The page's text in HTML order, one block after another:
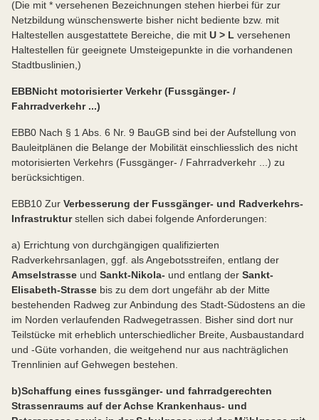
(Die mit * versehenen Bezeichnungen stehen hierbei für zur
Netzbildung wünschenswerte bisher nicht bediente bzw. mit
Haltestellen ausgestattete Bereiche, die mit U > L versehenen
Haltestellen für geeignete Umsteigepunkte in die vorhandenen
Stadtbuslinien,)
EBBNicht motorisierter Verkehr (Fussgänger- /
Fahrradverkehr ...)
EBB0 Nach § 1 Abs. 6 Nr. 9 BauGB sind bei der Aufstellung von
Bauleitplänen die Belange der Mobilität einschliesslich des nicht
motorisierten Verkehrs (Fussgänger- / Fahrradverkehr ...) zu
berücksichtigen.
EBB10 Zur Verbesserung der Fussgänger- und Radverkehrs-
Infrastrukturstellen sich dabei folgende Anforderungen:
a) Errichtung von durchgängigen qualifizierten
Radverkehrsanlagen, ggf. als Angebotsstreifen, entlang der
Amselstrasse und Sankt-Nikola- und entlang der Sankt-
Elisabeth-Strasse bis zu dem dort ungefähr ab der Mitte
bestehenden Radweg zur Anbindung des Stadt-Südostens an die
im Norden verlaufenden Radwegetrassen. Bisher sind dort nur
Teilstücke mit erheblich unterschiedlicher Breite, Ausbaustandard
und -Güte vorhanden, die weitgehend nur aus nachträglichen
Trennlinien auf Gehwegen bestehen.
b)Schaffung eines fussgänger- und fahrradgerechten
Strassenraums auf der Achse Krankenhaus- und